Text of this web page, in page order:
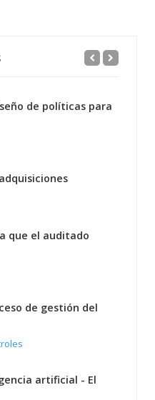
de políticas para
que el auditado
de gestión del
artificial - El